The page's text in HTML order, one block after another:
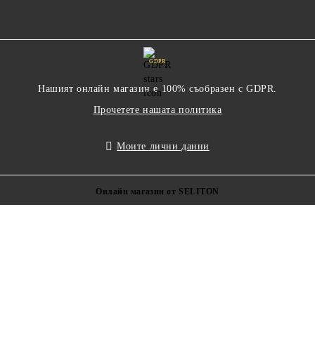
GDPR
Нашият онлайн магазин е 100% съобразен с GDPR.
Прочетете нашата политика
Моите лични данни
Онлайн магазин от SELITON